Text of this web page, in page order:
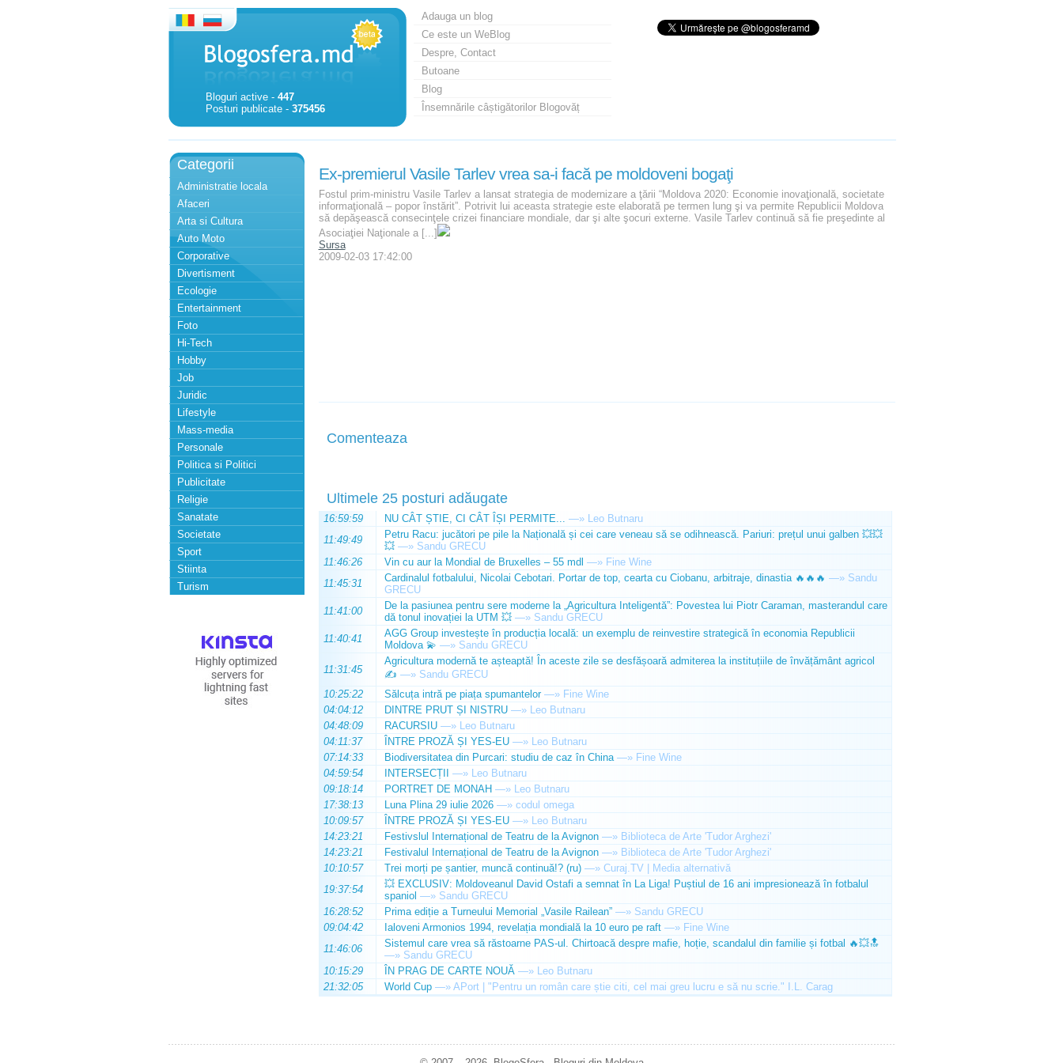
Bloguri active - 447
Posturi publicate - 375456
Adauga un blog
Ce este un WeBlog
Despre, Contact
Butoane
Blog
Însemnările câștigătorilor Blogovăț
Categorii
Administratie locala
Afaceri
Arta si Cultura
Auto Moto
Corporative
Divertisment
Ecologie
Entertainment
Foto
Hi-Tech
Hobby
Job
Juridic
Lifestyle
Mass-media
Personale
Politica si Politici
Publicitate
Religie
Sanatate
Societate
Sport
Stiinta
Turism
Ex-premierul Vasile Tarlev vrea sa-i facă pe moldoveni bogaţi
Fostul prim-ministru Vasile Tarlev a lansat strategia de modernizare a ţării “Moldova 2020: Economie inovaţională, societate
informaţională – popor înstărit”. Potrivit lui aceasta strategie este elaborată pe termen lung şi va permite Republicii Moldova
să depăşească consecinţele crizei financiare mondiale, dar şi alte şocuri externe. Vasile Tarlev continuă să fie preşedinte al
Asociaţiei Naţionale a [...]
Sursa
2009-02-03 17:42:00
Comenteaza
Ultimele 25 posturi adăugate
16:59:59 NU CÂT ȘTIE, CI CÂT ÎȘI PERMITE... —» Leo Butnaru
11:49:49
Petru Racu: jucători pe pile la Națională și cei care veneau să se odihnească. Pariuri: prețul unui galben 💥💥
💥 —» Sandu GRECU
11:46:26
Vin cu aur la Mondial de Bruxelles – 55 mdl —» Fine Wine
11:45:31
Cardinalul fotbalului, Nicolai Cebotari. Portar de top, cearta cu Ciobanu, arbitraje, dinastia 🔥🔥🔥 —» Sandu
GRECU
11:41:00
De la pasiunea pentru sere moderne la „Agricultura Inteligentă”: Povestea lui Piotr Caraman, masterandul care
dă tonul inovației la UTM 💥 —» Sandu GRECU
11:40:41
AGG Group investește în producția locală: un exemplu de reinvestire strategică în economia Republicii
Moldova 💫 —» Sandu GRECU
11:31:45
Agricultura modernă te așteaptă! În aceste zile se desfășoară admiterea la instituțiile de învățământ agricol
✍️ —» Sandu GRECU
10:25:22
Sălcuța intră pe piața spumantelor —» Fine Wine
04:04:12
DINTRE PRUT ȘI NISTRU —» Leo Butnaru
04:48:09
RACURSIU —» Leo Butnaru
04:11:37
ÎNTRE PROZĂ ȘI YES-EU —» Leo Butnaru
07:14:33
Biodiversitatea din Purcari: studiu de caz în China —» Fine Wine
04:59:54
INTERSECȚII —» Leo Butnaru
09:18:14
PORTRET DE MONAH —» Leo Butnaru
17:38:13
Luna Plina 29 iulie 2026 —» codul omega
10:09:57
ÎNTRE PROZĂ ȘI YES-EU —» Leo Butnaru
14:23:21
Festivslul Internațional de Teatru de la Avignon —» Biblioteca de Arte 'Tudor Arghezi'
14:23:21
Festivalul Internațional de Teatru de la Avignon —» Biblioteca de Arte 'Tudor Arghezi'
10:10:57
Trei morți pe șantier, muncă continuă!? (ru) —» Curaj.TV | Media alternativă
19:37:54
💥 EXCLUSIV: Moldoveanul David Ostafi a semnat în La Liga! Puștiul de 16 ani impresionează în fotbalul
spaniol —» Sandu GRECU
16:28:52
Prima ediție a Turneului Memorial „Vasile Railean” —» Sandu GRECU
09:04:42
Ialoveni Armonios 1994, revelația mondială la 10 euro pe raft —» Fine Wine
11:46:06
Sistemul care vrea să răstoarne PAS-ul. Chirtoacă despre mafie, hoție, scandalul din familie și fotbal 🔥💥🔝
—» Sandu GRECU
10:15:29
ÎN PRAG DE CARTE NOUĂ —» Leo Butnaru
21:32:05
World Cup —» APort | "Pentru un român care știe citi, cel mai greu lucru e să nu scrie." I.L. Carag